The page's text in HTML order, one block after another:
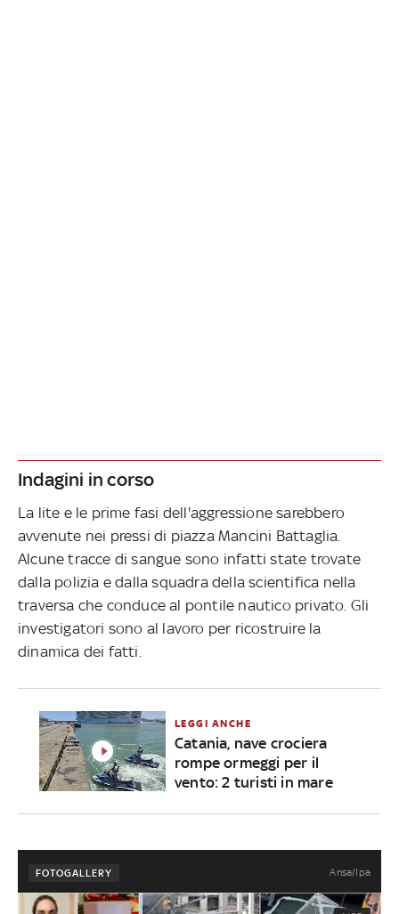
Indagini in corso
La lite e le prime fasi dell'aggressione sarebbero
avvenute nei pressi di piazza Mancini Battaglia.
Alcune tracce di sangue sono infatti state trovate
dalla polizia e dalla squadra della scientifica nella
traversa che conduce al pontile nautico privato. Gli
investigatori sono al lavoro per ricostruire la
dinamica dei fatti.
LEGGI ANCHE
Catania, nave crociera
rompe ormeggi per il
vento: 2 turisti in mare
FOTOGALLERY Ansa/Ipa